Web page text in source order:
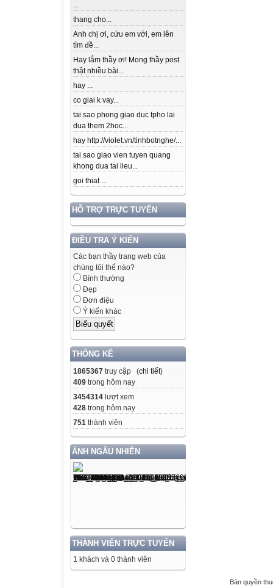
...
thang cho...
Anh chị ơi, cứu em với, em lên
tìm đề...
Hay lắm thầy ơi! Mong thầy post
thật nhiều bài...
hay ...
co giai k vay...
tai sao phong giao duc tpho lai
dua them 2hoc...
hay http://violet.vn/tinhbotnghe/...
tai sao giao vien tuyen quang
khong dua tai lieu...
goi thiat ...
HỖ TRỢ TRỰC TUYẾN
ĐIỀU TRA Ý KIẾN
Các bạn thầy trang web của
chúng tôi thế nào?
Bình thường
Đẹp
Đơn điệu
Ý kiến khác
THỐNG KÊ
1865367 truy cập (chi tiết)
409 trong hôm nay
3454314 lượt xem
428 trong hôm nay
751 thành viên
ẢNH NGẪU NHIÊN
THÀNH VIÊN TRỰC TUYẾN
1 khách và 0 thành viên
Bản quyền